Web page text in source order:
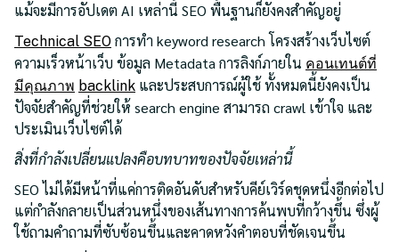
แม้จะมีการอัปเดต AI เหล่านี้ SEO พื้นฐานก็ยังคงสำคัญอยู่
Technical SEO การทำ keyword research โครงสร้างเว็บไซต์
ความเร็วหน้าเว็บ ข้อมูล Metadata การลิงก์ภายใน คอนเทนต์ที่
มีคุณภาพ backlink และประสบการณ์ผู้ใช้ ทั้งหมดนี้ยังคงเป็น
ปัจจัยสำคัญที่ช่วยให้ search engine สามารถ crawl เข้าใจ และ
ประเมินเว็บไซต์ได้
สิ่งที่กำลังเปลี่ยนแปลงคือบทบาทของปัจจัยเหล่านี้
SEO ไม่ได้มีหน้าที่แค่การติดอันดับสำหรับคีย์เวิร์ดชุดหนึ่งอีกต่อไป
แต่กำลังกลายเป็นส่วนหนึ่งของเส้นทางการค้นพบที่กว้างขึ้น ซึ่งผู้
ใช้ถามคำถามที่ซับซ้อนขึ้นและคาดหวังคำตอบที่ชัดเจนขึ้น